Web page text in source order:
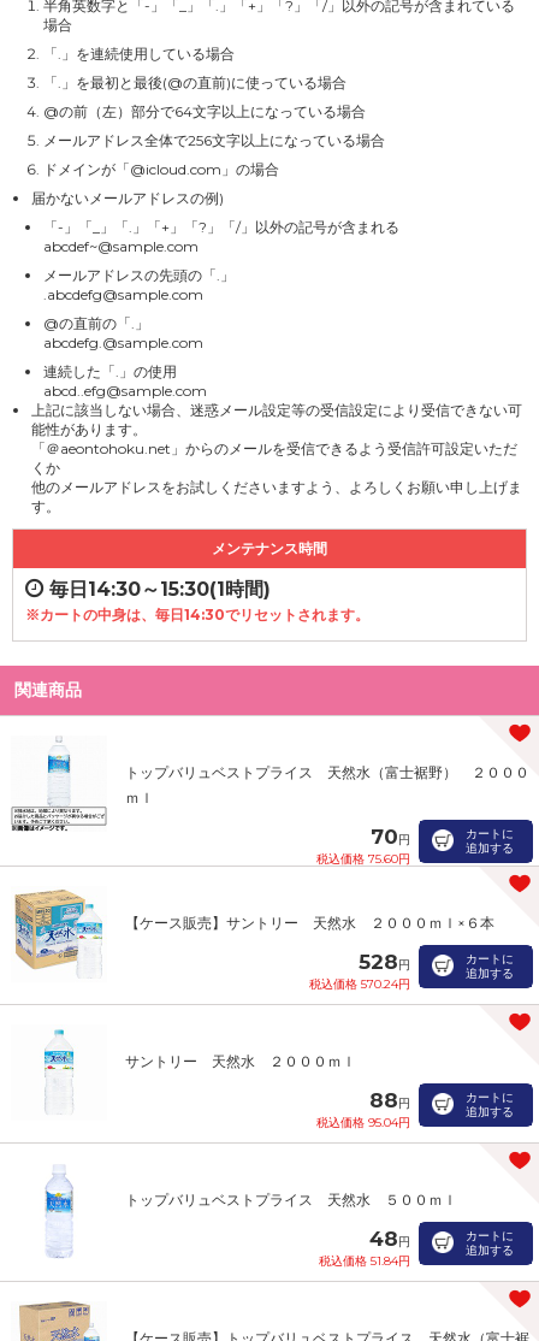
半角英数字と「-」「_」「.」「+」「?」「/」以外の記号が含まれている
場合
「.」を連続使用している場合
「.」を最初と最後(@の直前)に使っている場合
@の前（左）部分で64文字以上になっている場合
メールアドレス全体で256文字以上になっている場合
ドメインが「@icloud.com」の場合
届かないメールアドレスの例)
「-」「_」「.」「+」「?」「/」以外の記号が含まれる
abcdef~@sample.com
メールアドレスの先頭の「.」
.abcdefg@sample.com
@の直前の「.」
abcdefg.@sample.com
連続した「.」の使用
abcd..efg@sample.com
上記に該当しない場合、迷惑メール設定等の受信設定により受信できない可
能性があります。
「＠aeontohoku.net」からのメールを受信できるよう受信許可設定いただ
くか
他のメールアドレスをお試しくださいますよう、よろしくお願い申し上げま
す。
メンテナンス時間
毎日14:30～15:30(1時間)
※カートの中身は、毎日14:30でリセットされます。
関連商品
トップバリュベストプライス 天然水（富士裾野） ２０００
ｍｌ
70円
税込価格 75.60円
カートに
追加する
【ケース販売】サントリー 天然水 ２０００ｍｌ×６本
528円
税込価格 570.24円
カートに
追加する
サントリー 天然水 ２０００ｍｌ
88円
税込価格 95.04円
カートに
追加する
トップバリュベストプライス 天然水 ５００ｍｌ
48円
税込価格 51.84円
カートに
追加する